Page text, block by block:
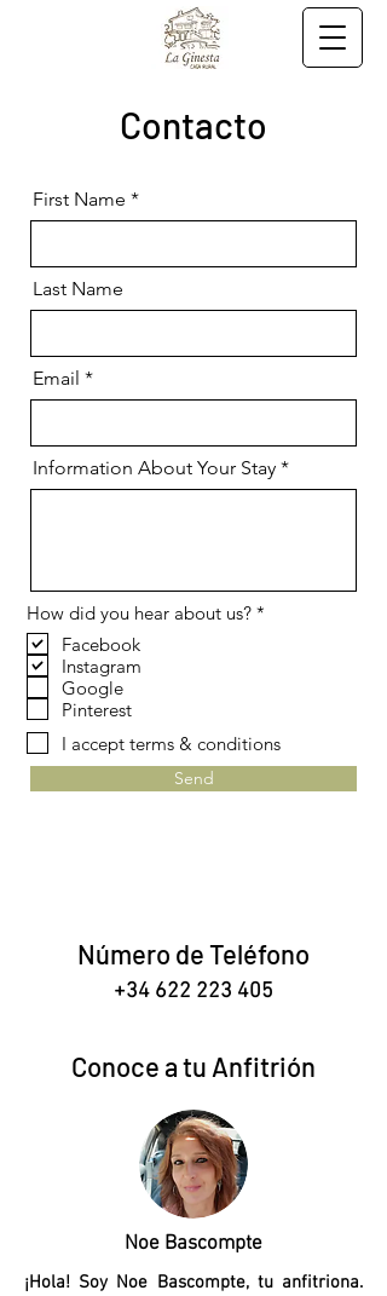
Contacto
First Name
Last Name
Email
Information About Your Stay
How did you hear about us? *
o
r
o
Facebook
Instagram
Google
Pinterest
I accept terms & conditions
Send
Número de Teléfono
+34 622 223 405
Conoce a tu Anfitrión
Noe Bascompte
¡Hola! Soy Noe Bascompte, tu anfitriona.